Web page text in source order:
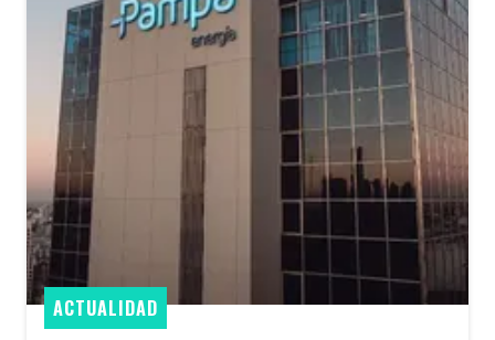
ACTUALIDAD